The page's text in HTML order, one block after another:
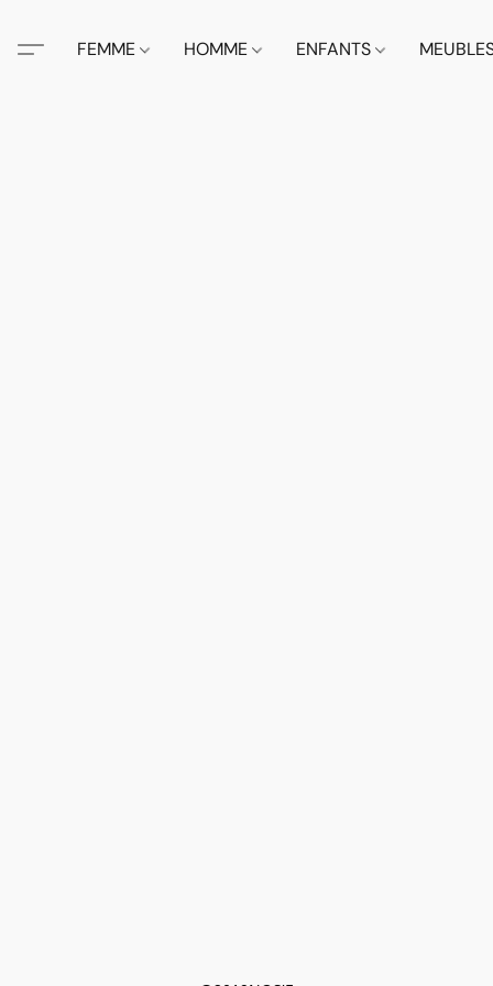
FEMME HOMME ENFANTS